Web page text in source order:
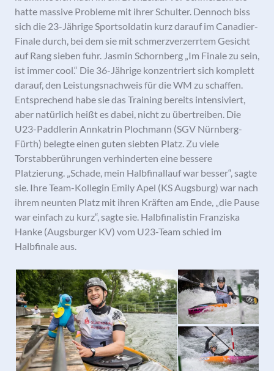
hatte massive Probleme mit ihrer Schulter. Dennoch biss
sich die 23-Jährige Sportsoldatin kurz darauf im Canadier-
Finale durch, bei dem sie mit schmerzverzerrtem Gesicht
auf Rang sieben fuhr. Jasmin Schornberg „Im Finale zu sein,
ist immer cool.“ Die 36-Jährige konzentriert sich komplett
darauf, den Leistungsnachweis für die WM zu schaffen.
Entsprechend habe sie das Training bereits intensiviert,
aber natürlich heißt es dabei, nicht zu übertreiben. Die
U23-Paddlerin Annkatrin Plochmann (SGV Nürnberg-
Fürth) belegte einen guten siebten Platz. Zu viele
Torstabberührungen verhinderten eine bessere
Platzierung. „Schade, mein Halbfinallauf war besser“, sagte
sie. Ihre Team-Kollegin Emily Apel (KS Augsburg) war nach
ihrem neunten Platz mit ihren Kräften am Ende, „die Pause
war einfach zu kurz“, sagte sie. Halbfinalistin Franziska
Hanke (Augsburger KV) vom U23-Team schied im
Halbfinale aus.